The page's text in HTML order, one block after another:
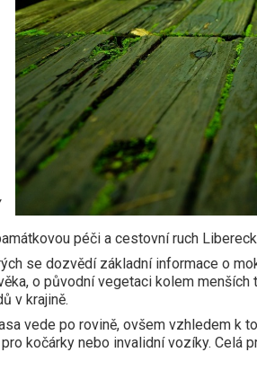
péči a cestovní ruch
se dozvědí základní informace o
o původní vegetaci kolem menších
v krajině.
vede po rovině, ovšem vzhledem k
kočárky nebo invalidní vozíky. Celá